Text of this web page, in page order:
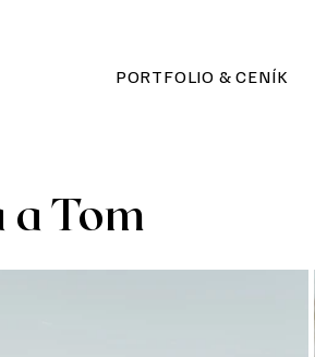
PORTFOLIO & CENÍK
a Tom